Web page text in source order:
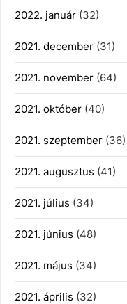
2022. január (32)
2021. december (31)
2021. november (64)
2021. október (40)
2021. szeptember (36)
2021. augusztus (41)
2021. július (34)
2021. június (48)
2021. május (34)
2021. április (32)